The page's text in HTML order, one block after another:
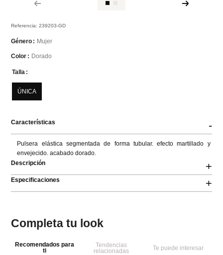
Referencia:239203-GD
Género Mujer
Color Dorado
Talla
ÚNICA
Características -
Pulsera elástica segmentada de forma tubular. efecto martillado y
envejecido. acabado dorado.
Descripción
+
Especificaciones +
Completa tu look
Recomendados para
ti
Tendencias
relacionadas
Te puede interesar